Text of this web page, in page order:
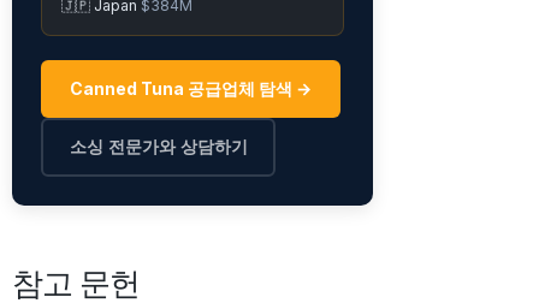
🇯🇵 Japan $384M
Canned Tuna 공급업체 탐색 →
소싱 전문가와 상담하기
참고 문헌